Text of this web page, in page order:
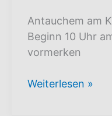
Antauchem am
Beginn 10 Uhr
vormerken
Antauchen
Weiterlesen »